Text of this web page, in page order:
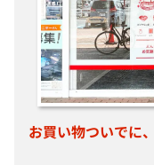
お買い物ついでに